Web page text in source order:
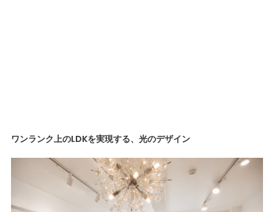
ワンランク上のLDKを実現する、光のデザイン